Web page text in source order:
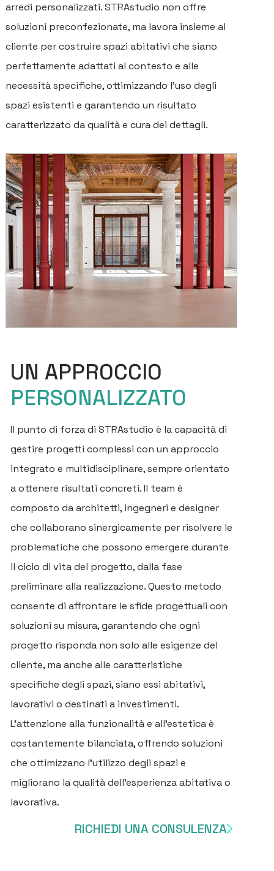
arredi personalizzati. STRAstudio non offre
soluzioni preconfezionate, ma lavora insieme al
cliente per costruire spazi abitativi che siano
perfettamente adattati al contesto e alle
necessità specifiche, ottimizzando l'uso degli
spazi esistenti e garantendo un risultato
caratterizzato da qualità e cura dei dettagli.
UN APPROCCIO
PERSONALIZZATO
Il punto di forza di STRAstudio è la capacità di
gestire progetti complessi con un approccio
integrato e multidisciplinare, sempre orientato
a ottenere risultati concreti. Il team è
composto da architetti, ingegneri e designer
che collaborano sinergicamente per risolvere le
problematiche che possono emergere durante
il ciclo di vita del progetto, dalla fase
preliminare alla realizzazione. Questo metodo
consente di affrontare le sfide progettuali con
soluzioni su misura, garantendo che ogni
progetto risponda non solo alle esigenze del
cliente, ma anche alle caratteristiche
specifiche degli spazi, siano essi abitativi,
lavorativi o destinati a investimenti.
L’attenzione alla funzionalità e all’estetica è
costantemente bilanciata, offrendo soluzioni
che ottimizzano l’utilizzo degli spazi e
migliorano la qualità dell’esperienza abitativa o
lavorativa.
RICHIEDI UNA CONSULENZA